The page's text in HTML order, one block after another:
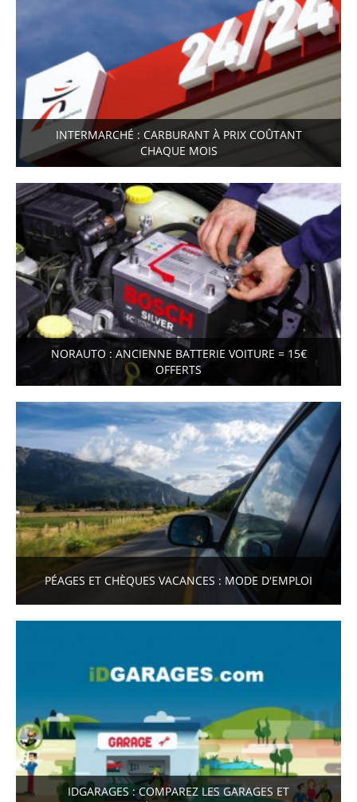
INTERMARCHÉ : CARBURANT À PRIX COÛTANT
CHAQUE MOIS
NORAUTO : ANCIENNE BATTERIE VOITURE = 15€
OFFERTS
PÉAGES ET CHÈQUES VACANCES : MODE D'EMPLOI
IDGARAGES : COMPAREZ LES GARAGES ET